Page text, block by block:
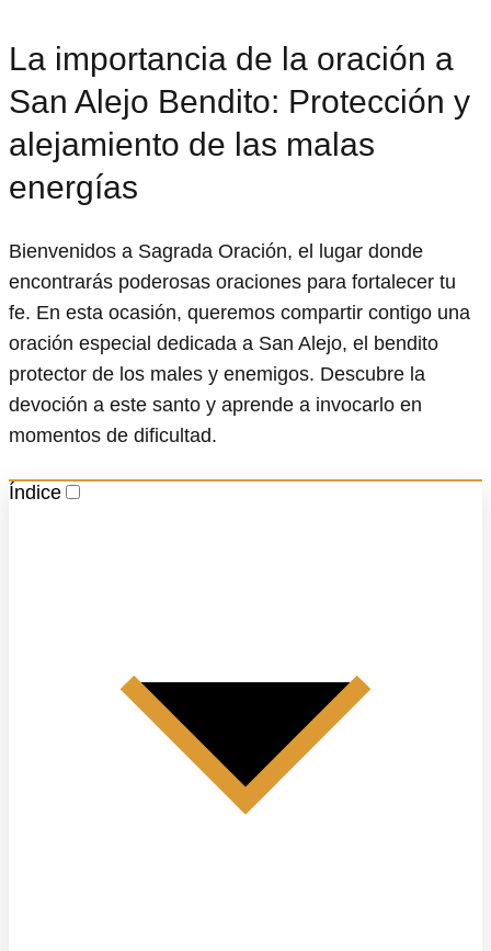
La importancia de la oración a
San Alejo Bendito: Protección y
alejamiento de las malas
energías
Bienvenidos a Sagrada Oración, el lugar donde
encontrarás poderosas oraciones para fortalecer tu
fe. En esta ocasión, queremos compartir contigo una
oración especial dedicada a San Alejo, el bendito
protector de los males y enemigos. Descubre la
devoción a este santo y aprende a invocarlo en
momentos de dificultad.
Índice